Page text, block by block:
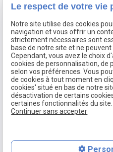
plusieurs étapes.
La première consultation est
Convention
Cetteconvention d'honoraires
s'étendant dans le temps.
La convention d'honoraires
l'avocat, les prestations
poursuivi par le client, et le
Le respect de votre vie
Notre site utilise des cookies
navigation et vous offrir un
strictement nécessaires sont
base de notre site et ne
Cependant, vous avez le choix
cookies de personnalisation,
selon vos préférences. Vous
de cookies à tout moment en
cookies' situé en bas de notre
désactivation de certains
certaines fonctionnalités du site.
Continuer sans accepter